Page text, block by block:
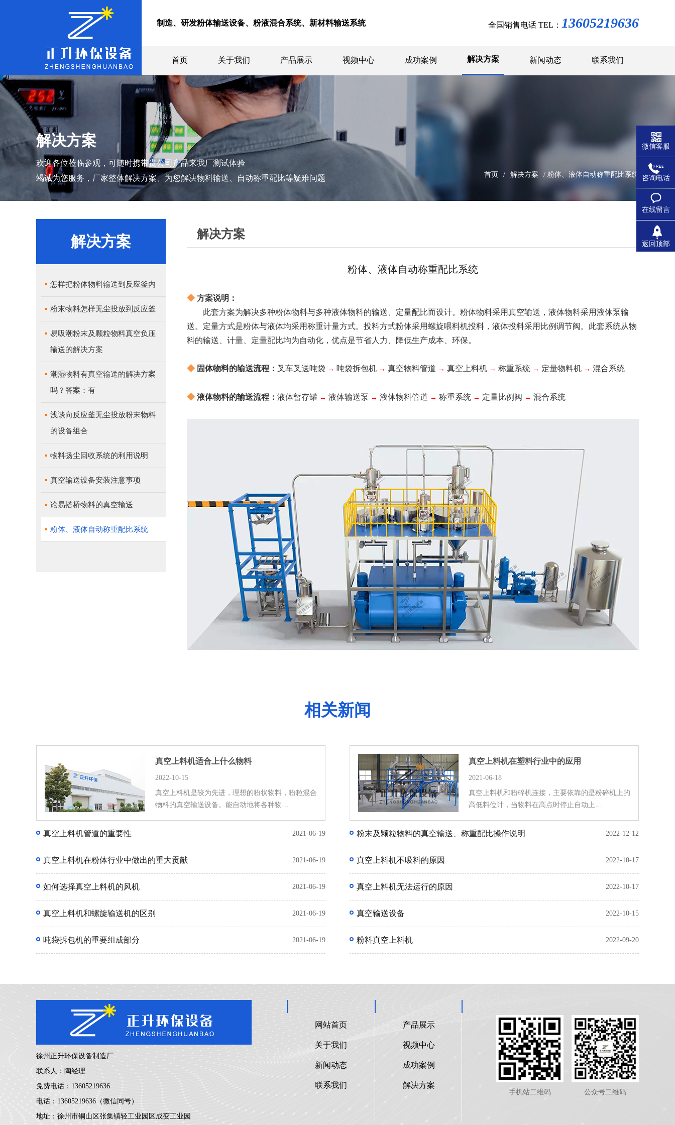
制造、研发粉体输送设备、粉液混合系统、新材料输送系统 全国销售电话 TEL： 13605219636
首页 关于我们 产品展示 视频中心 成功案例 解决方案 新闻动态 联系我们
解决方案
欢迎各位莅临参观，可随时携带贵公司产品来我厂测试体验
竭诚为您服务，厂家整体解决方案、为您解决物料输送、自动称重配比等疑难问题
首页 / 解决方案 / 粉体、液体自动称重配比系统
解决方案
怎样把粉体物料输送到反应釜内
粉末物料怎样无尘投放到反应釜
易吸潮粉末及颗粒物料真空负压
输送的解决方案
潮湿物料有真空输送的解决方案
吗？答案：有
浅谈向反应釜无尘投放粉末物料
的设备组合
物料扬尘回收系统的利用说明
真空输送设备安装注意事项
论易搭桥物料的真空输送
粉体、液体自动称重配比系统
解决方案
粉体、液体自动称重配比系统
◆ 方案说明：
此套方案为解决多种粉体物料与多种液体物料的输送、定量配比而设计。粉体物料采用真空输送，液体物料采用液体泵输
送。定量方式是粉体与液体均采用称重计量方式。投料方式粉体采用螺旋喂料机投料，液体投料采用比例调节阀。此套系统从物
料的输送、计量、定量配比均为自动化，优点是节省人力、降低生产成本、环保。
◆ 固体物料的输送流程： 叉车叉送吨袋 → 吨袋拆包机 → 真空物料管道 → 真空上料机 → 称重系统 → 定量物料机 → 混合系统
◆ 液体物料的输送流程： 液体暂存罐 → 液体输送泵 → 液体物料管道 → 称重系统 → 定量比例阀 → 混合系统
相关新闻
真空上料机适合上什么物料
2022-10-15
真空上料机是较为先进，理想的粉状物料，粉粒混合
物料的真空输送设备。能自动地将各种物…
真空上料机管道的重要性 2021-06-19
真空上料机在粉体行业中做出的重大贡献 2021-06-19
如何选择真空上料机的风机 2021-06-19
真空上料机和螺旋输送机的区别 2021-06-19
吨袋拆包机的重要组成部分 2021-06-19
真空上料机在塑料行业中的应用
2021-06-18
真空上料机和粉碎机连接，主要依靠的是粉碎机上的
高低料位计，当物料在高点时停止自动上…
粉末及颗粒物料的真空输送、称重配比操作说明 2022-12-12
真空上料机不吸料的原因 2022-10-17
真空上料机无法运行的原因 2022-10-17
真空输送设备 2022-10-15
粉料真空上料机 2022-09-20
徐州正升环保设备制造厂
联系人：陶经理
免费电话：13605219636
电话：13605219636（微信同号）
地址：徐州市铜山区张集镇轻工业园区成变工业园
网站首页
关于我们
新闻动态
联系我们
产品展示
视频中心
成功案例
解决方案
手机站二维码 公众号二维码
微信客服
咨询电话
在线留言
返回顶部